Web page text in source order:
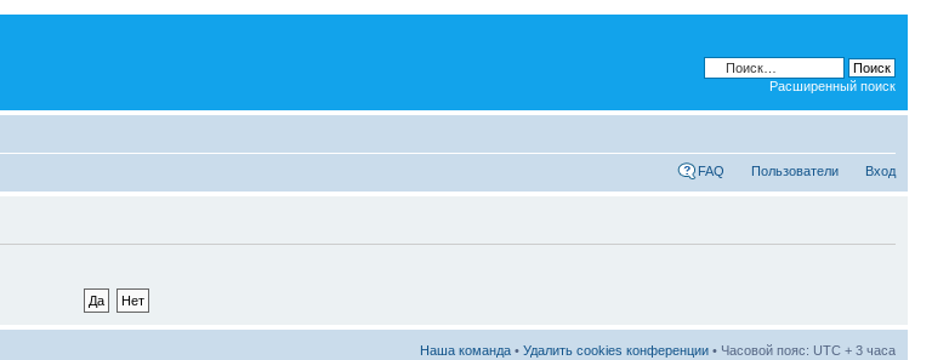
Расширенный поиск
FAQ Пользователи Вход
Наша команда • Удалить cookies конференции • Часовой пояс: UTC + 3 часа